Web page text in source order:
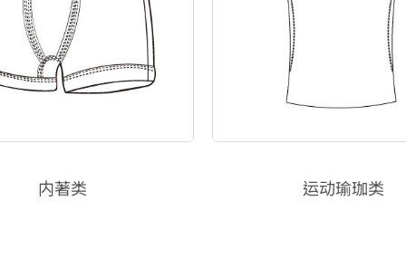
内著类 运动瑜珈类